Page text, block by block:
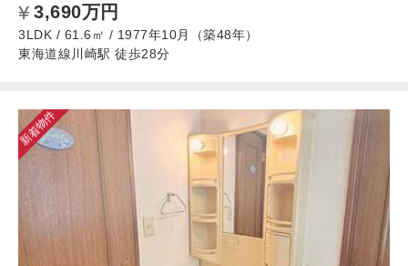
3,690万円
3LDK / 61.6㎡ / 1977年10月（築48年）
東海道線川崎駅 徒歩28分
新着物件